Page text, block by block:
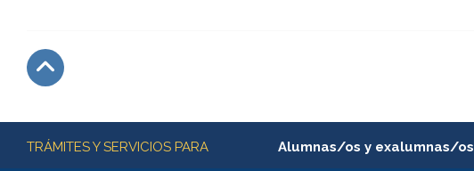
Más información
TRÁMITES Y SERVICIOS PARA Alumnas/os y exalumnas/os